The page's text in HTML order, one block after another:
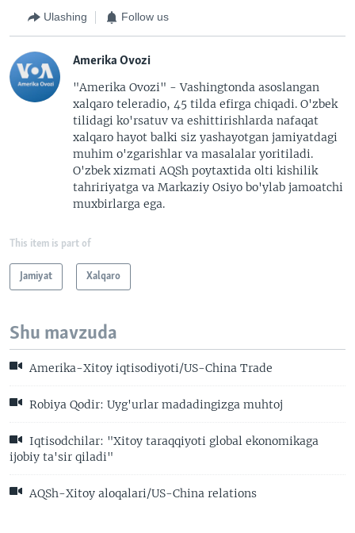
Ulashing Follow us
Amerika Ovozi
"Amerika Ovozi" - Vashingtonda asoslangan
xalqaro teleradio, 45 tilda efirga chiqadi. O'zbek
tilidagi ko'rsatuv va eshittirishlarda nafaqat
xalqaro hayot balki siz yashayotgan jamiyatdagi
muhim o'zgarishlar va masalalar yoritiladi.
O'zbek xizmati AQSh poytaxtida olti kishilik
tahririyatga va Markaziy Osiyo bo'ylab jamoatchi
muxbirlarga ega.
This item is part of
Jamiyat Xalqaro
Shu mavzuda
Amerika-Xitoy iqtisodiyoti/US-China Trade
Robiya Qodir: Uyg'urlar madadingizga muhtoj
Iqtisodchilar: "Xitoy taraqqiyoti global ekonomikaga
ijobiy ta'sir qiladi"
AQSh-Xitoy aloqalari/US-China relations